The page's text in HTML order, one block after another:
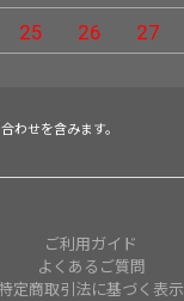
25 26 27
わせを含みます。
ご利用ガイド
よくあるご質問
定商取引法に基づく表示